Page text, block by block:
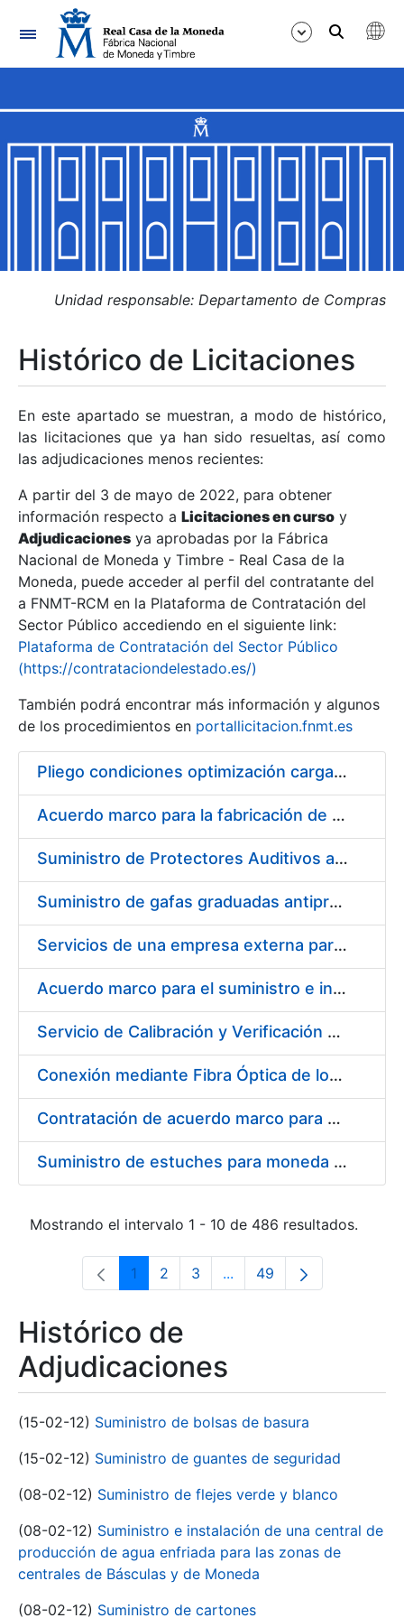
Navegación
Mostrar/Ocultar
Mostrar/Ocultar
Mostrar/Ocultar
Mostrar/Ocultar
Mostrar/Ocultar
Mostrar/Ocultar
Unidad responsable: Departamento de Compras
Histórico de Licitaciones
En este apartado se muestran, a modo de histórico,
las licitaciones que ya han sido resueltas, así como
las adjudicaciones menos recientes:
A partir del 3 de mayo de 2022, para obtener
información respecto a Licitaciones en curso y
Adjudicaciones ya aprobadas por la Fábrica
Nacional de Moneda y Timbre - Real Casa de la
Moneda, puede acceder al perfil del contratante del
a FNMT-RCM en la Plataforma de Contratación del
Sector Público accediendo en el siguiente link:
Plataforma de Contratación del Sector Público
(https://contrataciondelestado.es/)
También podrá encontrar más información y algunos
de los procedimientos en portallicitacion.fnmt.es
Pliego condiciones optimización cargas compras firmado
Acuerdo marco para la fabricación de piezas
Suministro de Protectores Auditivos a medida para las personas trabajadoras de los Centros de Trabajo de Madrid y Burgos
Suministro de gafas graduadas antiproyecciones para los trabajadores de la FNMT-RCM en los centros de trabajo de Madrid y Burgos
Servicios de una empresa externa para el asesoramiento y resolución de los recursos de alzada que se presentan relacionados con procesos de selección para la FNMT-RCM
Acuerdo marco para el suministro e instalación de persianas, estores y otros complementos
Servicio de Calibración y Verificación Externa de los Equipos de Medición del Servicio de Prevención de la FNMT-RCM
Conexión mediante Fibra Óptica de los Centros de Proceso de Datos (CPDs) de las sedes de la FNMT-RCM de Burgos y Madrid
Contratación de acuerdo marco para el Suministro de Material de Electricidad para la Fábrica Nacional de Moneda y Timbre-Real Casa de la Moneda en su centro de trabajo de Burgos
Suministro de estuches para moneda de 30 €
Mostrando el intervalo 1 - 10 de 486 resultados.
Página
1 Página
2 Página
3 ...Páginas intermedias Use
Página
49
Histórico de
Adjudicaciones
(15-02-12) Suministro de bolsas de basura
(15-02-12) Suministro de guantes de seguridad
(08-02-12) Suministro de flejes verde y blanco
(08-02-12) Suministro e instalación de una central de
producción de agua enfriada para las zonas de
centrales de Básculas y de Moneda
(08-02-12) Suministro de cartones